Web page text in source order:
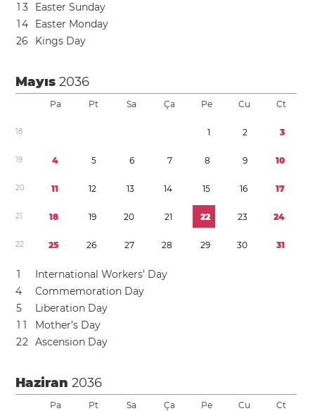
1 3
Easter Sunday
14
Easter Monday
26 Kings Day
Mayıs2036
Pa Pt Sa Ça Pe Cu Ct
18 1 2 3
19 4 5 6 7 8 9 10
20 11 12 13 14 15 16 17
21 18 19 20 21 22 23 24
22 25 26 27 28 29 30 31
1
International Workers’ Day
4
Commemoration Day
5
Liberation Day
1 1
Mother’s Day
22 Ascension Day
Haziran2036
Pa Pt Sa Ça Pe Cu Ct